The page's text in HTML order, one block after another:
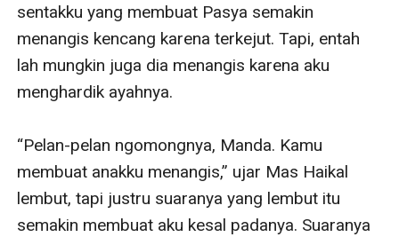
sentakku yang membuat Pasya semakin
menangis kencang karena terkejut. Tapi, entah
lah mungkin juga dia menangis karena aku
menghardik ayahnya.
“Pelan-pelan ngomongnya, Manda. Kamu
membuat anakku menangis,” ujar Mas Haikal
lembut, tapi justru suaranya yang lembut itu
semakin membuat aku kesal padanya. Suaranya